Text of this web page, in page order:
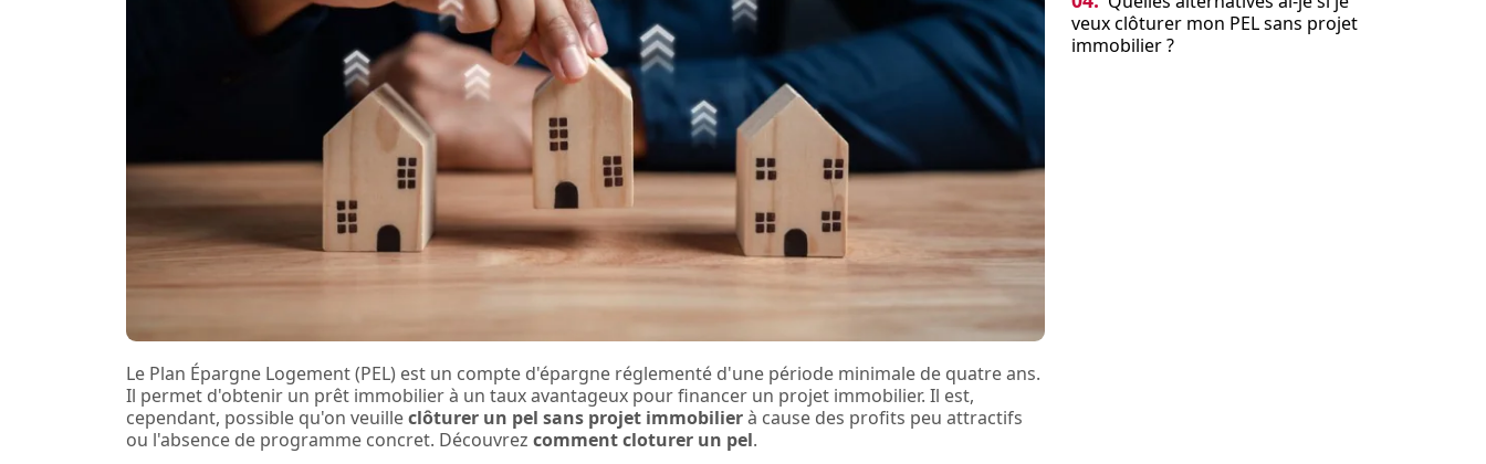
Le Plan Épargne Logement (PEL) est un compte d'épargne réglementé d'une période minimale de quatre ans.
Il permet d'obtenir un prêt immobilier à un taux avantageux pour financer un projet immobilier. Il est,
cependant, possible qu'on veuilleclôturer un pel sans projet immobilierà cause des profits peu attractifs
ou l'absence de programme concret. Découvrez comment cloturer un pel.
veux clôturer mon PEL sans projet
immobilier ?